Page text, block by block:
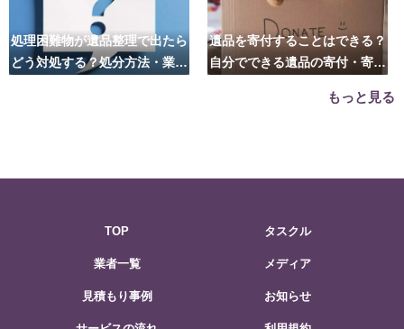
処理困難物が遺品整理で出たら
どう対処する？処分方法・業者
遺品を寄付することはできる？
自分でできる遺品の寄付・寄贈
もっと見る
TOP
業者一覧
見積もり事例
タスクル
メディア
お知らせ